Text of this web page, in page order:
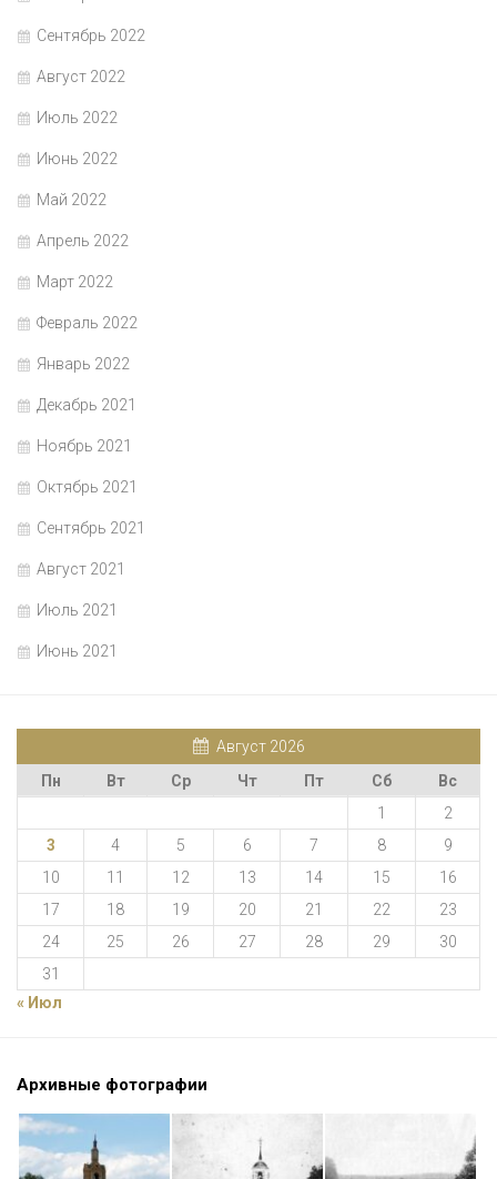
Сентябрь 2022
Август 2022
Июль 2022
Июнь 2022
Май 2022
Апрель 2022
Март 2022
Февраль 2022
Январь 2022
Декабрь 2021
Ноябрь 2021
Октябрь 2021
Сентябрь 2021
Август 2021
Июль 2021
Июнь 2021
Август 2026
Пн
Вт Ср Чт Пт Сб
Вс
1
2
3
4 5 6 7 8
9
10
11 12 13 14 15
16
17
18 19 20 21 22
23
24
25 26 27 28 29
30
31
« Июл
Архивные фотографии